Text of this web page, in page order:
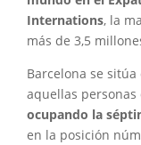
Internations, la
más de 3,5
Barcelona se
aquellas
ocupando la
en la posición